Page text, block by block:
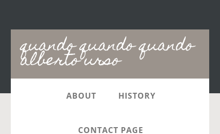
quando quando quando
alberto urso
Main
navigation
ABOUT HISTORY
CONTACT PAGE
Alberto Urso è stato legato sentimentalmente